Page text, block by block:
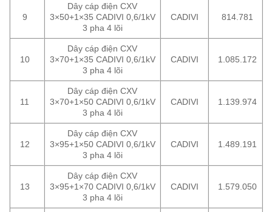
9
Dây cáp điện CXV
3×50+1×35 CADIVI 0,6/1kV
3 pha 4 lõi
CADIVI 814.781
10
Dây cáp điện CXV
3×70+1×35 CADIVI 0,6/1kV
3 pha 4 lõi
CADIVI 1.085.172
11
Dây cáp điện CXV
3×70+1×50 CADIVI 0,6/1kV
3 pha 4 lõi
CADIVI 1.139.974
12
Dây cáp điện CXV
3×95+1×50 CADIVI 0,6/1kV
3 pha 4 lõi
CADIVI 1.489.191
13
Dây cáp điện CXV
3×95+1×70 CADIVI 0,6/1kV
3 pha 4 lõi
CADIVI 1.579.050